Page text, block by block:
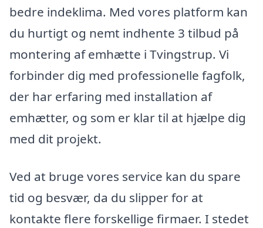
bedre indeklima. Med vores platform kan
du hurtigt og nemt indhente 3 tilbud på
montering af emhætte i Tvingstrup. Vi
forbinder dig med professionelle fagfolk,
der har erfaring med installation af
emhætter, og som er klar til at hjælpe dig
med dit projekt.
Ved at bruge vores service kan du spare
tid og besvær, da du slipper for at
kontakte flere forskellige firmaer. I stedet